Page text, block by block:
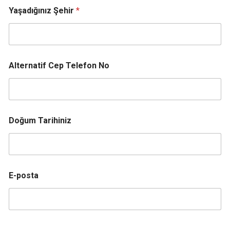
Yaşadığınız Şehir *
Alternatif Cep Telefon No
Doğum Tarihiniz
E-posta